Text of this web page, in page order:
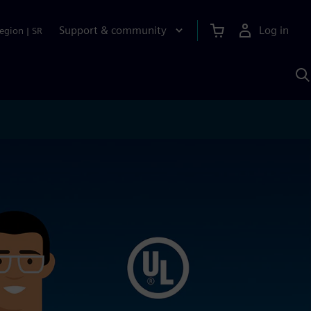
| SR Support & community Log in